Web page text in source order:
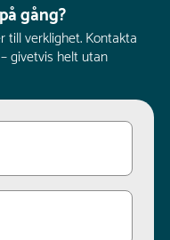
gång?
till verklighet. Kontakta
givetvis helt utan